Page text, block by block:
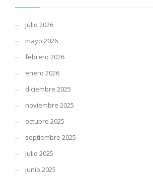
julio 2026
mayo 2026
febrero 2026
enero 2026
diciembre 2025
noviembre 2025
octubre 2025
septiembre 2025
julio 2025
junio 2025